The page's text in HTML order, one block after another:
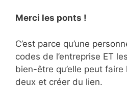
Merci les ponts !
C’est parce qu’une
codes de l’entreprise ET
bien-être qu’elle peut
deux et créer du lien.